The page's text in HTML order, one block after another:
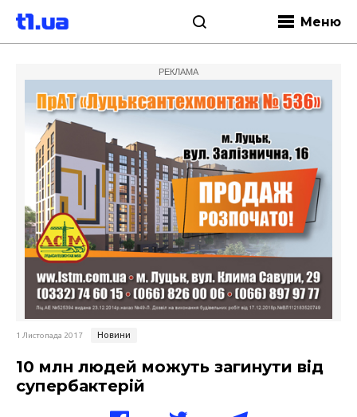
Меню
РЕКЛАМА
1 Листопада 2017 Новини
10 млн людей можуть загинути від
супербактерій